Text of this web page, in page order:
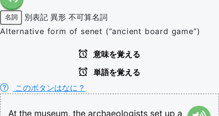
名詞 別表記 異形 不可算名詞
Alternative form of senet (“ancient board game”)
意味を覚える
単語を覚える
このボタンはなに？
At the museum, the archaeologists set up a